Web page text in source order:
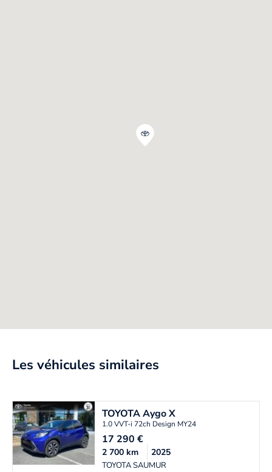
Les véhicules similaires
TOYOTAAygo X
1.0 VVT-i 72ch Design MY24
17 290€
TOYOTA SAUMUR
2 700km 2025